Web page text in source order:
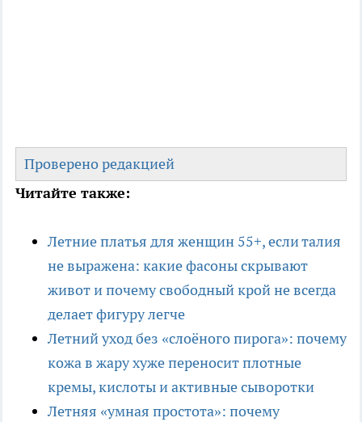
Проверено редакцией
Читайте также:
Летние платья для женщин 55+, если талия
не выражена: какие фасоны скрывают
живот и почему свободный крой не всегда
делает фигуру легче
Летний уход без «слоёного пирога»: почему
кожа в жару хуже переносит плотные
кремы, кислоты и активные сыворотки
Летняя «умная простота»: почему